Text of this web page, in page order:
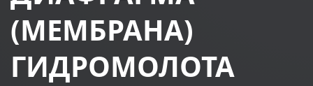
(МЕМБРАНА)
ГИДРОМОЛОТА